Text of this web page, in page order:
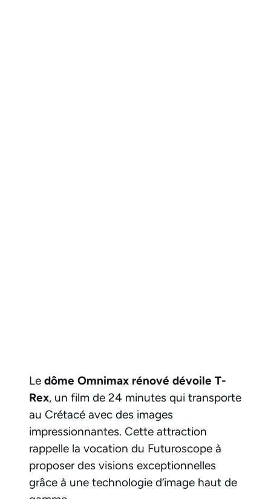
Le dôme Omnimax rénové dévoile T-
Rex, un film de 24 minutes qui transporte
au Crétacé avec des images
impressionnantes. Cette attraction
rappelle la vocation du Futuroscope à
proposer des visions exceptionnelles
grâce à une technologie d’image haut de